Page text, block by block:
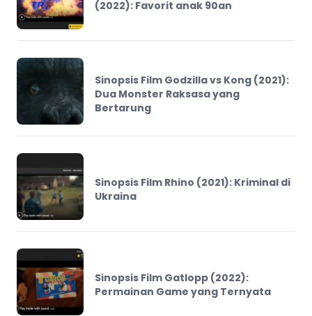
(2022): Favorit anak 90an
Sinopsis Film Godzilla vs Kong (2021):
Dua Monster Raksasa yang
Bertarung
Sinopsis Film Rhino (2021): Kriminal di
Ukraina
Sinopsis Film Gatlopp (2022):
Permainan Game yang Ternyata